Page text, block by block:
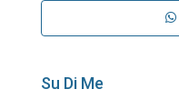
Su Di Me